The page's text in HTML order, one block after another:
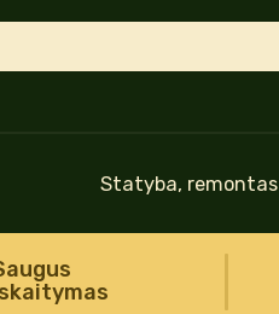
Statyba, remontas